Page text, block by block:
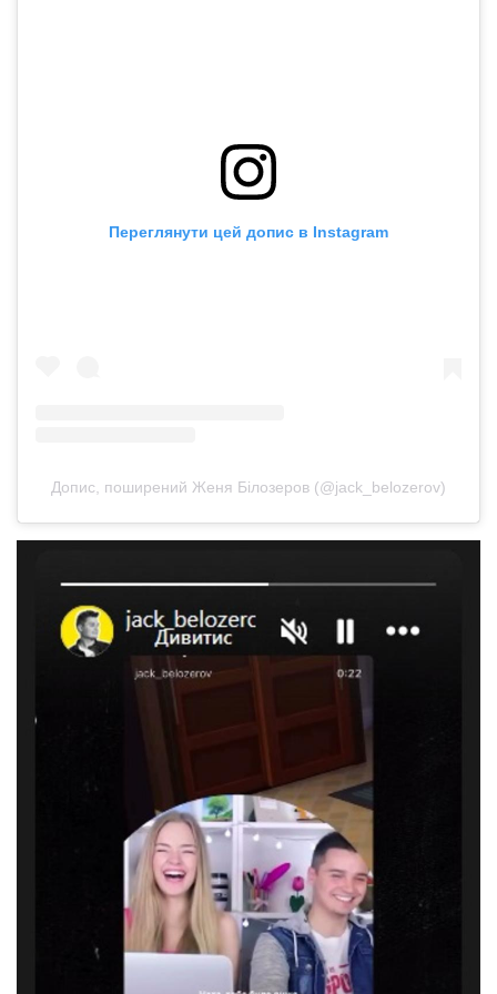
Переглянути цей допис в Instagram
Допис, поширений Женя Білозеров (@jack_belozerov)